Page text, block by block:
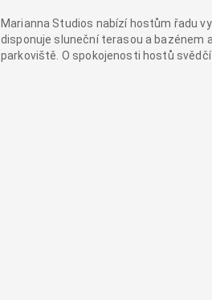
Marianna Studios nabízí hostům řadu
disponuje sluneční terasou a bazénem
parkoviště. O spokojenosti hostů